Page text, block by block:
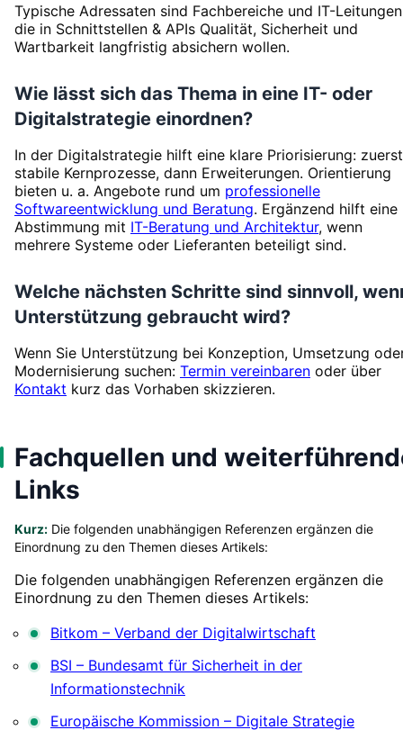
Typische Adressaten sind Fachbereiche und IT-
die in Schnittstellen & APIs Qualität, Sicherheit und
Wartbarkeit langfristig absichern wollen.
Wie lässt sich das Thema in eine IT- oder
Digitalstrategie einordnen?
In der Digitalstrategie hilft eine klare Priorisierung: zuerst
stabile Kernprozesse, dann Erweiterungen. Orientierung
bieten u. a. Angebote rund um professionelle
Softwareentwicklung und Beratung. Ergänzend hilft eine
Abstimmung mit IT-Beratung und Architektur, wenn
mehrere Systeme oder Lieferanten beteiligt sind.
Welche nächsten Schritte sind sinnvoll,
Unterstützung gebraucht wird?
Wenn Sie Unterstützung bei Konzeption, Umsetzung
Modernisierung suchen: Termin vereinbaren oder über
Kontakt kurz das Vorhaben skizzieren.
Fachquellen und
Links
Kurz: Die folgenden unabhängigen Referenzen ergänzen die
Einordnung zu den Themen dieses Artikels:
Die folgenden unabhängigen Referenzen ergänzen die
Einordnung zu den Themen dieses Artikels:
Bitkom – Verband der Digitalwirtschaft
BSI – Bundesamt für Sicherheit in der
Informationstechnik
Europäische Kommission – Digitale Strategie